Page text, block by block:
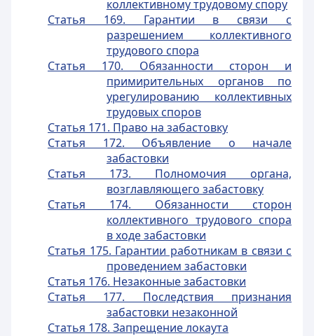
коллективному трудовому спору
Статья 169. Гарантии в связи с
разрешением коллективного
трудового спора
Статья 170. Обязанности сторон и
примирительных органов по
урегулированию коллективных
трудовых споров
Статья 171. Право на забастовку
Статья 172. Объявление о начале
забастовки
Статья 173. Полномочия органа,
возглавляющего забастовку
Статья 174. Обязанности сторон
коллективного трудового спора
в ходе забастовки
Статья 175. Гарантии работникам в связи с
проведением забастовки
Статья 176. Незаконные забастовки
Статья 177. Последствия признания
забастовки незаконной
Статья 178. Запрещение локаута